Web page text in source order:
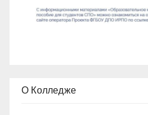
О Колледже